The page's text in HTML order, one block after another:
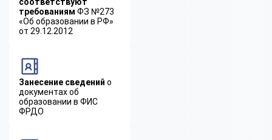
требованиям ФЗ №273
«Об образовании в РФ»
от 29.12.2012
Занесение сведений о
документах об
образовании в ФИС
ФРДО